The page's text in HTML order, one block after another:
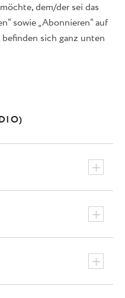
dem/der sei das
sowie „Abonnieren“ auf
sich ganz unten
+
+
+